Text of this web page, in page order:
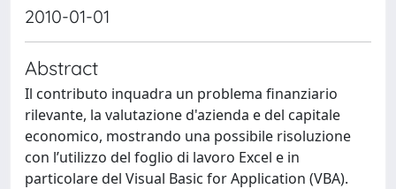
2010-01-01
Abstract
Il contributo inquadra un problema finanziario
rilevante, la valutazione d'azienda e del capitale
economico, mostrando una possibile risoluzione
con l’utilizzo del foglio di lavoro Excel e in
particolare del Visual Basic for Application (VBA).